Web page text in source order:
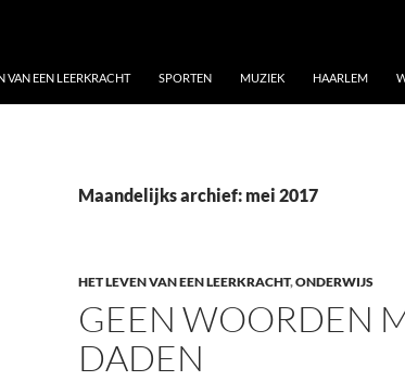
VAN EEN LEERKRACHT SPORTEN MUZIEK HAARLEM
Maandelijks archief: mei 2017
HET LEVEN VAN EEN LEERKRACHT,ONDERWIJS
GEEN WOORDEN
DADEN